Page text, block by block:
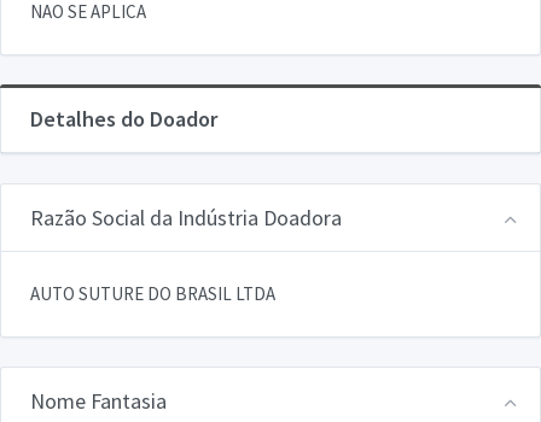
NAO SE APLICA
Detalhes do Doador
Razão Social da Indústria Doadora
AUTO SUTURE DO BRASIL LTDA
Nome Fantasia